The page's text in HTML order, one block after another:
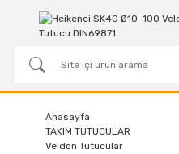
Anasayfa
TAKIM TUTUCULAR
Veldon Tutucular